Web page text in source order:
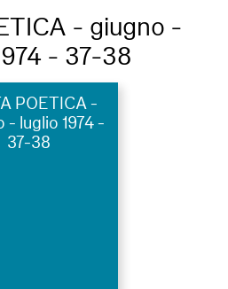
- giugno -
- 37-38
POETICA -
- luglio 1974 -
37-38